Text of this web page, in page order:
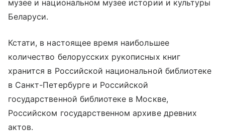
музее и национальном музее истории и культуры
Беларуси.
Кстати, в настоящее время наибольшее
количество белорусских рукописных книг
хранится в Российской национальной библиотеке
в Санкт-Петербурге и Российской
государственной библиотеке в Москве,
Российском государственном архиве древних
актов.